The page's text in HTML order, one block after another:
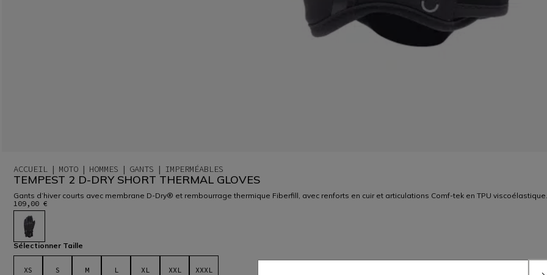
ACCUEIL MOTO HOMMES GANTS IMPERMÉABLES
TEMPEST 2 D-DRY SHORT THERMAL GLOVES
Gants d’hiver courts avec membrane D-Dry® et rembourrage thermique Fiberfill, avec renforts en cuir et articulations Comf-tek en TPU viscoélastique.
109,00 €
sélectionné
Sélectionner Taille
XS S M L XL XXL XXXL